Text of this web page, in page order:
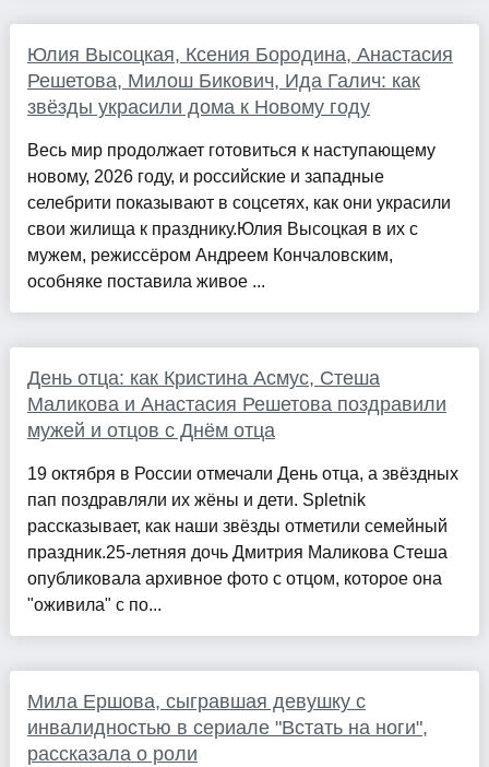
Юлия Высоцкая, Ксения Бородина, Анастасия
Решетова, Милош Бикович, Ида Галич: как
звёзды украсили дома к Новому году
Весь мир продолжает готовиться к наступающему
новому, 2026 году, и российские и западные
селебрити показывают в соцсетях, как они украсили
свои жилища к празднику.Юлия Высоцкая в их с
мужем, режиссёром Андреем Кончаловским,
особняке поставила живое ...
День отца: как Кристина Асмус, Стеша
Маликова и Анастасия Решетова поздравили
мужей и отцов с Днём отца
19 октября в России отмечали День отца, а звёздных
пап поздравляли их жёны и дети. Spletnik
рассказывает, как наши звёзды отметили семейный
праздник.25-летняя дочь Дмитрия Маликова Стеша
опубликовала архивное фото с отцом, которое она
"оживила" с по...
Мила Ершова, сыгравшая девушку с
инвалидностью в сериале "Встать на ноги",
рассказала о роли